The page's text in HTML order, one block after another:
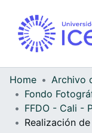
Home
FFDO - Cali -